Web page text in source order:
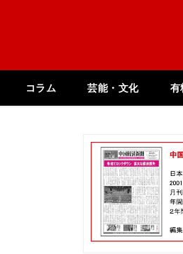
コラム 芸能・文化 有